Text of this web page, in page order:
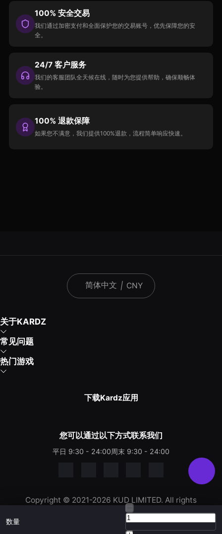
100% 安全交易
我们通过加密支付和全面保护您的交易账号，优先保障您的安
全。
24/7 客户服务
我们的客服团队全天候在线，随时为您提供帮助，确保顺畅体
验。
100% 退款保障
如果您不满意，我们提供100%退款，流程简单响应快速。
数量
简体中文 | CNY
关于KARDZ
常见问题
热门游戏
下载Kardz应用
您可以通过以下方式联系我们
平日 9:30 - 24:00周末 9:30 - 24:00
Copyright © 2021-2026 KUD LIMITED. All rights
reserved.